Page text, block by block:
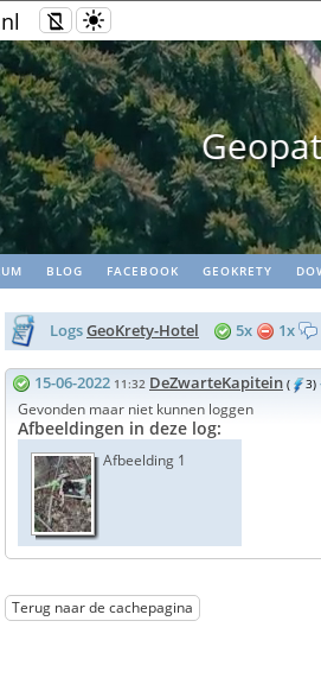
Geopaths -
BLOG FACEBOOK GEOKRETY
LogsGeoKrety-Hotel 5x 1x
15-06-2022 11:32 DeZwarteKapitein ( 3)
Gevonden maar niet kunnen loggen
Afbeeldingen in deze log:
Afbeelding 1
Terug naar de cachepagina